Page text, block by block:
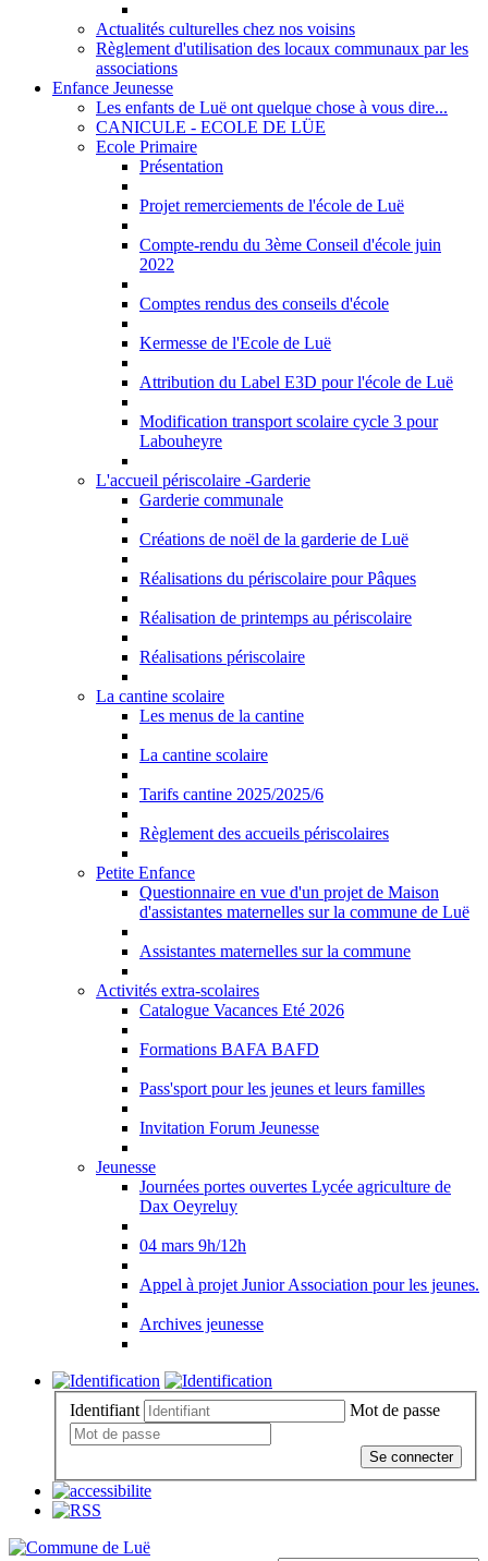
Actualités culturelles chez nos voisins
Règlement d'utilisation des locaux communaux par les
associations
Enfance Jeunesse
Les enfants de Luë ont quelque chose à vous dire...
CANICULE - ECOLE DE LÜE
Ecole Primaire
Présentation
Projet remerciements de l'école de Luë
Compte-rendu du 3ème Conseil d'école juin
2022
Comptes rendus des conseils d'école
Kermesse de l'Ecole de Luë
Attribution du Label E3D pour l'école de Luë
Modification transport scolaire cycle 3 pour
Labouheyre
L'accueil périscolaire -Garderie
Garderie communale
Créations de noël de la garderie de Luë
Réalisations du périscolaire pour Pâques
Réalisation de printemps au périscolaire
Réalisations périscolaire
La cantine scolaire
Les menus de la cantine
La cantine scolaire
Tarifs cantine 2025/2025/6
Règlement des accueils périscolaires
Petite Enfance
Questionnaire en vue d'un projet de Maison
d'assistantes maternelles sur la commune de Luë
Assistantes maternelles sur la commune
Activités extra-scolaires
Catalogue Vacances Eté 2026
Formations BAFA BAFD
Pass'sport pour les jeunes et leurs familles
Invitation Forum Jeunesse
Jeunesse
Journées portes ouvertes Lycée agriculture de
Dax Oeyreluy
04 mars 9h/12h
Appel à projet Junior Association pour les jeunes.
Archives jeunesse
Identifiant Mot de passe
Se connecter